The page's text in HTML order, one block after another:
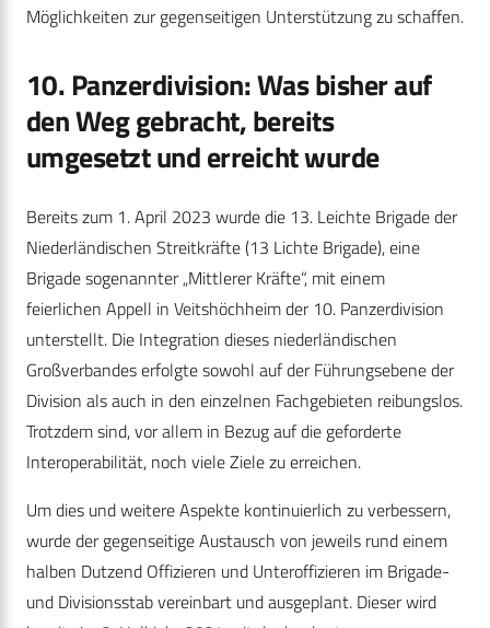
Möglichkeiten zur gegenseitigen Unterstützung zu schaffen.
10. Panzerdivision: Was bisher auf
den Weg gebracht, bereits
umgesetzt und erreicht wurde
Bereits zum 1. April 2023 wurde die 13. Leichte Brigade der
Niederländischen Streitkräfte (13 Lichte Brigade), eine
Brigade sogenannter „Mittlerer Kräfte“, mit einem
feierlichen Appell in Veitshöchheim der 10. Panzerdivision
unterstellt. Die Integration dieses niederländischen
Großverbandes erfolgte sowohl auf der Führungsebene der
Division als auch in den einzelnen Fachgebieten reibungslos.
Trotzdem sind, vor allem in Bezug auf die geforderte
Interoperabilität, noch viele Ziele zu erreichen.
Um dies und weitere Aspekte kontinuierlich zu verbessern,
wurde der gegenseitige Austausch von jeweils rund einem
halben Dutzend Offizieren und Unteroffizieren im Brigade-
und Divisionsstab vereinbart und ausgeplant. Dieser wird